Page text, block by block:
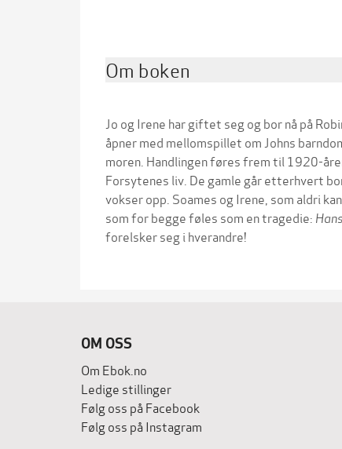
Om boken
Jo og Irene har giftet seg og bor nå på
åpner med mellomspillet om Johns
moren. Handlingen føres frem til 1920-
Forsytenes liv. De gamle går etterhvert
vokser opp. Soames og Irene, som aldri
som for begge føles som en tragedie: Hans
forelsker seg i hverandre!
OM OSS
Om Ebok.no
Ledige stillinger
Følg oss på Facebook
Følg oss på Instagram